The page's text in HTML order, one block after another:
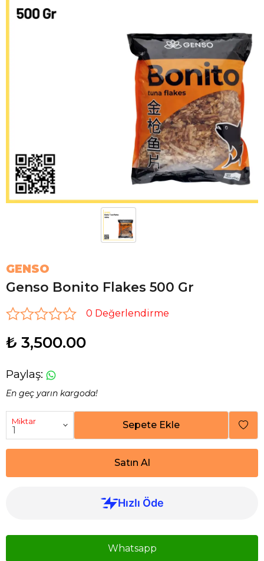
GENSO
Genso Bonito Flakes 500 Gr
0 Değerlendirme
₺ 3,500.00
Paylaş:
En geç yarın kargoda!
Miktar Sepete Ekle
Satın Al
Whatsapp